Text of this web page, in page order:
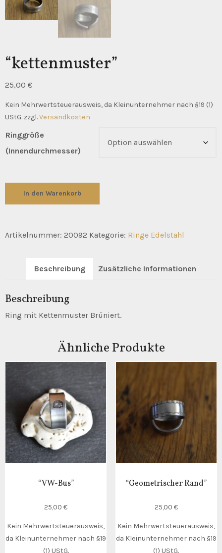
“kettenmuster”
25,00 €
Kein Mehrwertsteuerausweis, da Kleinunternehmer nach §19 (1)
UStG. zzgl.Versandkosten
Ringgröße
(Innendurchmesser)
"kettenmuster"
Menge
In den Warenkorb
Artikelnummer: 20092 Kategorie: Ringe Edelstahl
Beschreibung Zusätzliche Informationen
Beschreibung
Ring mit Kettenmuster Brüniert.
Ähnliche Produkte
“VW-Bus”
25,00€
Kein Mehrwertsteuerausweis,
da Kleinunternehmer nach §19
(1) UStG.
“Geometrischer Rand”
25,00 €
Kein Mehrwertsteuerausweis,
da Kleinunternehmer nach §19
(1) UStG.